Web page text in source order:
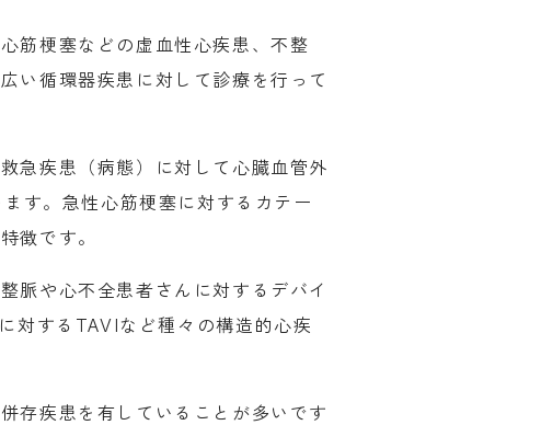
筋梗塞などの虚血性心疾患、不整
い循環器疾患に対して診療を行って
急疾患（病態）に対して心臓血管外
す。急性心筋梗塞に対するカテー
徴です。
脈や心不全患者さんに対するデバイ
対するTAVIなど種々の構造的心疾
存疾患を有していることが多いです